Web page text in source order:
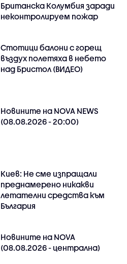
Британска Колумбия заради
неконтролируем пожар
Стотици балони с горещ
въздух полетяха в небето
над Бристол (ВИДЕО)
Новините на NOVA NEWS
(08.08.2026 - 20:00)
Киев: Не сме изпращали
преднамерено никакви
летателни средства към
България
Новините на NOVA
(08.08.2026 - централна)